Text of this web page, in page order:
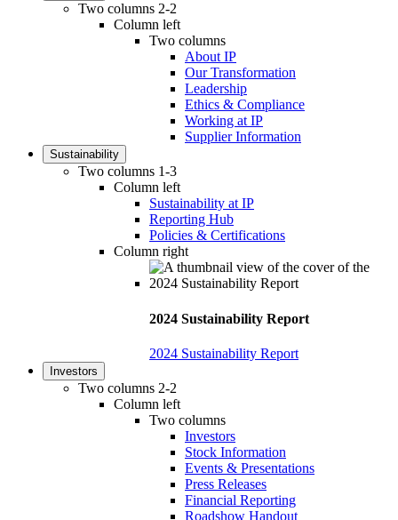
Two columns 2-2
Column left
Two columns
About IP
Our Transformation
Leadership
Ethics & Compliance
Working at IP
Supplier Information
Sustainability
Two columns 1-3
Column left
Sustainability at IP
Reporting Hub
Policies & Certifications
Column right
2024 Sustainability Report
2024 Sustainability Report
Investors
Two columns 2-2
Column left
Two columns
Investors
Stock Information
Events & Presentations
Press Releases
Financial Reporting
Roadshow Handout